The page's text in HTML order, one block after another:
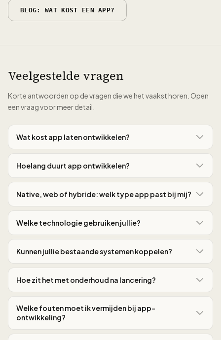
BLOG: WAT KOST EEN APP?
Veelgestelde vragen
Korte antwoorden op de vragen die we het vaakst horen. Open
een vraag voor meer detail.
Wat kost app laten ontwikkelen?
Hoelang duurt app ontwikkelen?
Native, web of hybride: welk type app past bij mij?
Welke technologie gebruiken jullie?
Kunnen jullie bestaande systemen koppelen?
Hoe zit het met onderhoud na lancering?
Welke fouten moet ik vermijden bij app-
ontwikkeling?